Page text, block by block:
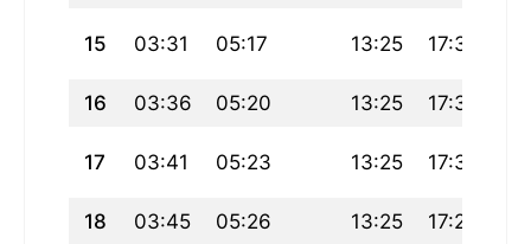
15 03:31 05:17 13:25 17:34
16 03:36 05:20 13:25 17:32
17 03:41 05:23 13:25 17:30
18 03:45 05:26 13:25 17:29